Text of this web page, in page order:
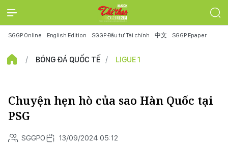
SGGP Online English Edition SGGP Đầu tư Tài chính 中文 SGGP Epaper
BÓNG ĐÁ QUỐC TẾ LIGUE 1
Chuyện hẹn hò của sao Hàn Quốc tại
PSG
SGGPO 13/09/2024 05:12